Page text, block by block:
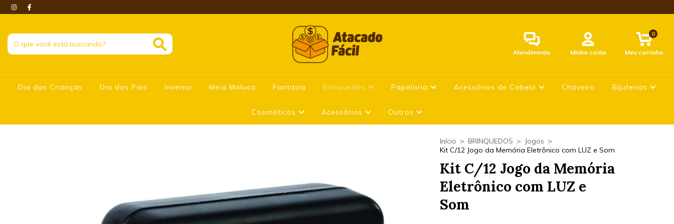
Atendimento Minha conta Meu carrinho
0
Dia das Crianças Dia dos Pais Inverno Meia Maluca Fantasia Brinquedos Papelaria Acessórios de Cabelo Chaveiro Bijuterias
Cosméticos Acessórios Outros
Início > BRINQUEDOS > Jogos >
Kit C/12 Jogo da Memória Eletrônico com LUZ e Som
Kit C/12 Jogo da Memória
Eletrônico com LUZ e
Som